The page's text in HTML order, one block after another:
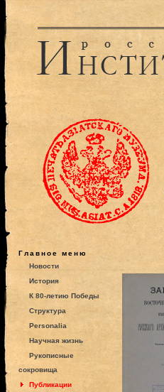
Главное меню
Новости
История
К 80-летию Победы
Структура
Personalia
Научная жизнь
Рукописные
сокровища
Публикации